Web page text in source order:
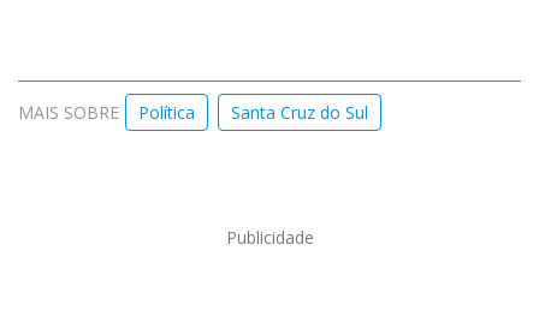
MAIS SOBRE Política Santa Cruz do Sul
Publicidade